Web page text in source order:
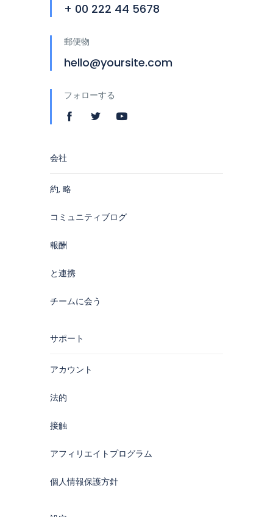
+ 00 222 44 5678
郵便物
hello@yoursite.com
フォローする
会社
約, 略
コミュニティブログ
報酬
と連携
チームに会う
サポート
アカウント
法的
接触
アフィリエイトプログラム
個人情報保護方針